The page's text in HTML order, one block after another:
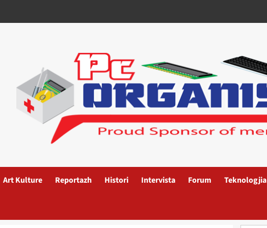
Art Kulture Reportazh Histori Intervista Forum Teknologjia